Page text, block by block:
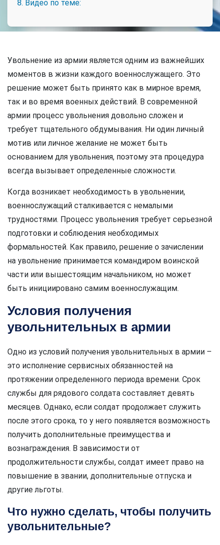
8. Видео по теме:
Увольнение из армии является одним из важнейших
моментов в жизни каждого военнослужащего. Это
решение может быть принято как в мирное время,
так и во время военных действий. В современной
армии процесс увольнения довольно сложен и
требует тщательного обдумывания. Ни один личный
мотив или личное желание не может быть
основанием для увольнения, поэтому эта процедура
всегда вызывает определенные сложности.
Когда возникает необходимость в увольнении,
военнослужащий сталкивается с немалыми
трудностями. Процесс увольнения требует серьезной
подготовки и соблюдения необходимых
формальностей. Как правило, решение о зачислении
на увольнение принимается командиром воинской
части или вышестоящим начальником, но может
быть инициировано самим военнослужащим.
Условия получения
увольнительных в армии
Одно из условий получения увольнительных в армии –
это исполнение сервисных обязанностей на
протяжении определенного периода времени. Срок
службы для рядового солдата составляет девять
месяцев. Однако, если солдат продолжает служить
после этого срока, то у него появляется возможность
получить дополнительные преимущества и
вознаграждения. В зависимости от
продолжительности службы, солдат имеет право на
повышение в звании, дополнительные отпуска и
другие льготы.
Что нужно сделать, чтобы получить
увольнительные?